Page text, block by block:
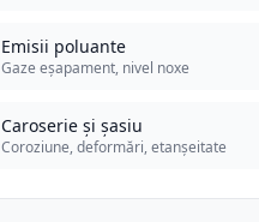
Emisii poluante
Gaze eșapament, nivel noxe
Caroserie și șasiu
Coroziune, deformări, etanșeitate